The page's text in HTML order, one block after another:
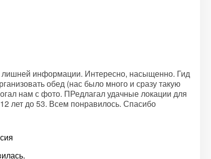
лишней информации. Интересно, насыщенно. Гид
обед (нас было много и сразу такую
нам с фото. ПРедлагал удачные локации для
лет до 53. Всем понравилось. Спасибо